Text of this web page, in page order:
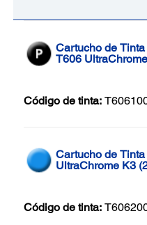
Cartucho de
T606
Código de tinta:
Cartucho de
UltraChrome K3
Código de tinta: